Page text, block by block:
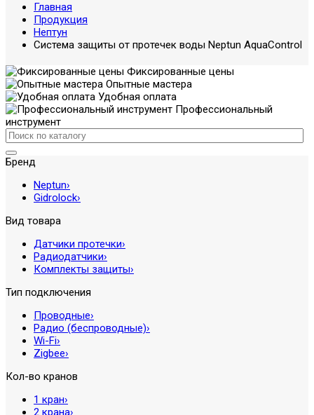
Главная
Продукция
Нептун
Система защиты от протечек воды Neptun AquaControl
Фиксированные цены
Опытные мастера
Удобная оплата
Профессиональный
инструмент
Бренд
Neptun›
Gidrolock›
Вид товара
Датчики протечки›
Радиодатчики›
Комплекты защиты›
Тип подключения
Проводные›
Радио (беспроводные)›
Wi-Fi›
Zigbee›
Кол-во кранов
1 кран›
2 крана›